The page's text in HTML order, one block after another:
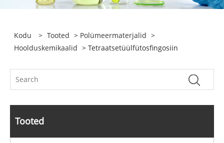
Kodu > Tooted > Polümeermaterjalid >
Hoolduskemikaalid > Tetraatsetüülfütosfingosiin
Tooted